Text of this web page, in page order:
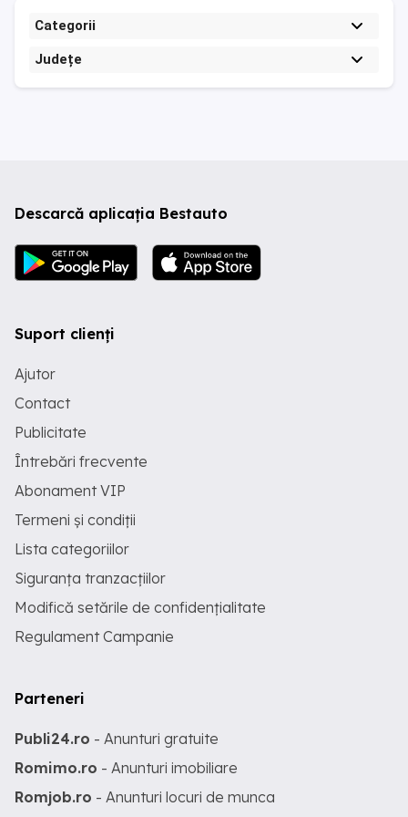
Categorii
Județe
Descarcă aplicația Bestauto
Suport clienți
Ajutor
Contact
Publicitate
Întrebări frecvente
Abonament VIP
Termeni și condiții
Lista categoriilor
Siguranța tranzacțiilor
Modifică setările de confidențialitate
Regulament Campanie
Parteneri
Publi24.ro - Anunturi gratuite
Romimo.ro - Anunturi imobiliare
Romjob.ro - Anunturi locuri de munca